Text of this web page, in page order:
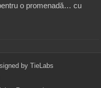
o promenadă… cu
by TieLabs